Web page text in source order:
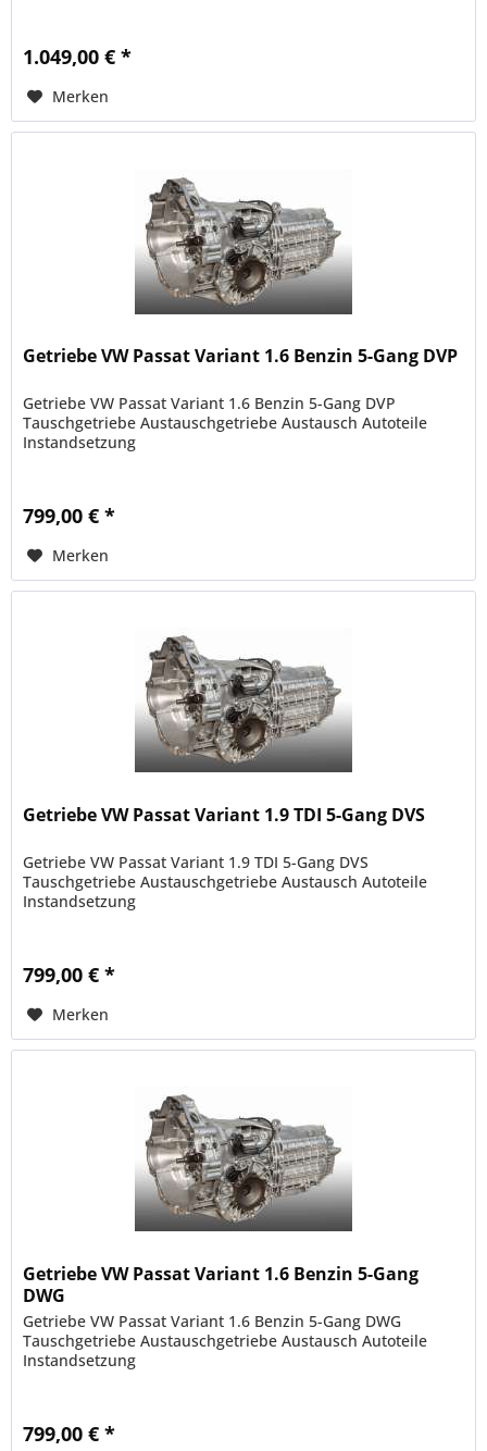
1.049,00 € *
Merken
Getriebe VW Passat Variant 1.6 Benzin 5-Gang DVP
Getriebe VW Passat Variant 1.6 Benzin 5-Gang DVP
Tauschgetriebe Austauschgetriebe Austausch Autoteile
Instandsetzung
799,00 € *
Merken
Getriebe VW Passat Variant 1.9 TDI 5-Gang DVS
Getriebe VW Passat Variant 1.9 TDI 5-Gang DVS
Tauschgetriebe Austauschgetriebe Austausch Autoteile
Instandsetzung
799,00 € *
Merken
Getriebe VW Passat Variant 1.6 Benzin 5-Gang
DWG
Getriebe VW Passat Variant 1.6 Benzin 5-Gang DWG
Tauschgetriebe Austauschgetriebe Austausch Autoteile
Instandsetzung
799,00 € *